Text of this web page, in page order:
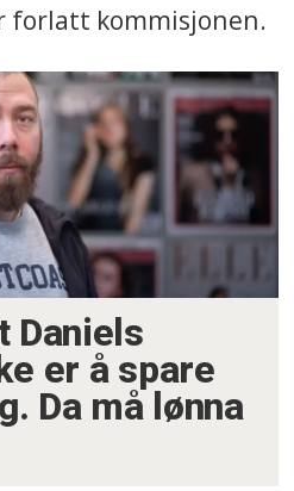
forlatt kommisjonen.
Daniels
er å spare
Da må lønna